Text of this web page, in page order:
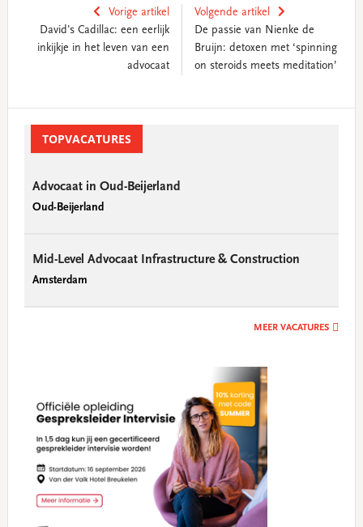
Vorige artikel
David's Cadillac: een eerlijk
inkijkje in het leven van een
advocaat
Volgende artikel
De passie van Nienke de
Bruijn: detoxen met ‘spinning
on steroids meets meditation’
SidebarTOPVACATURES
Advocaat in Oud-Beijerland
Oud-Beijerland
Mid-Level Advocaat Infrastructure & Construction
Amsterdam
MEER VACATURES